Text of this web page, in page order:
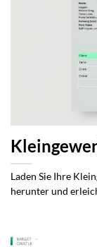
Laden Sie Ihre
herunter und